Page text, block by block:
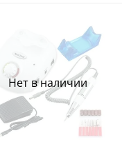
Нет в наличии